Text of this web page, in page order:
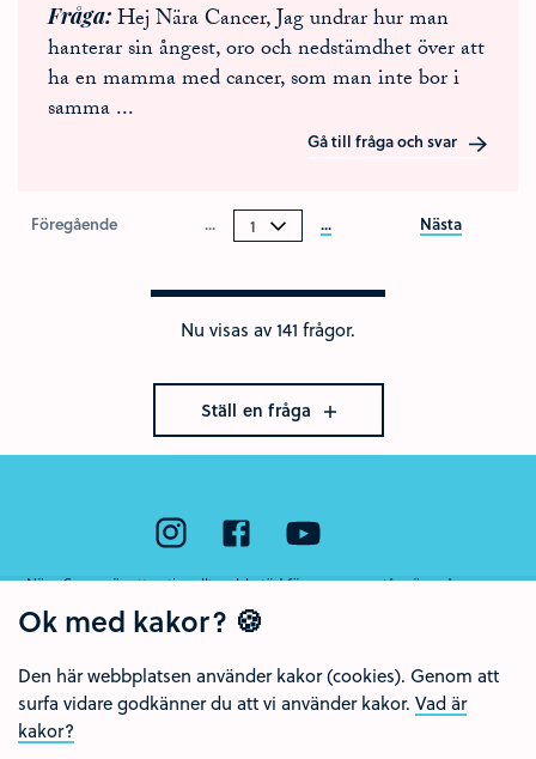
Fråga Hej Nära Cancer, Jag undrar hur man
hanterar sin ångest, oro och nedstämdhet över att
ha en mamma med cancer, som man inte bor i
samma...
Gå till fråga och svar
Föregående ... ... Nästa
Nu visas av 141 frågor.
Ställ en fråga
Ok med kakor? 🍪
Den här webbplatsen använder kakor (cookies). Genom att
surfa vidare godkänner du att vi använder kakor. Vad är
kakor?
Nära Cancer är ett nationellt webbstöd för unga som står nära någon som
Örebro län och Regionalt cancercentrum Uppsala- Örebro.